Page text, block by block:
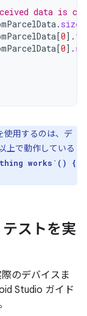
data is
. size
[0] .
[0] .
使用するのは、デ
上で動作している
works`() {
ストを実
のデバイスま
Studio ガイド